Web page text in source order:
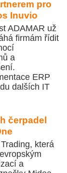
pro
Inuvio
ADAMAR už
firmám řídit
a
ERP
dalších IT
čerpadel
která
a